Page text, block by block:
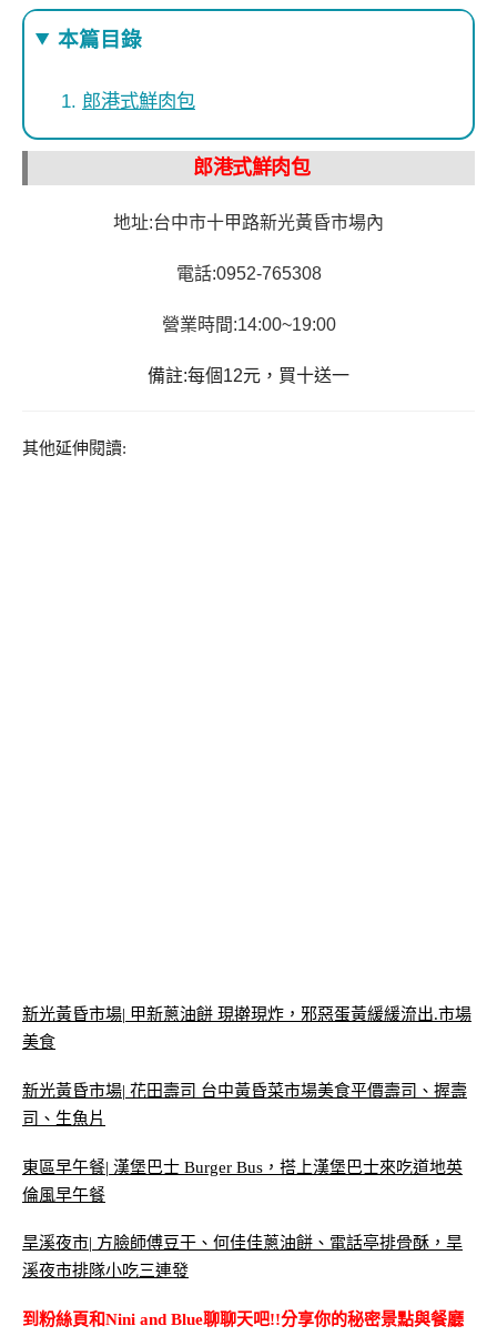
本篇目錄
郎港式鮮肉包
郎港式鮮肉包
地址:台中市十甲路新光黃昏市場內
電話:0952-765308
營業時間:14:00~19:00
備註:每個12元，買十送一
其他延伸閱讀:
新光黃昏市場| 甲新蔥油餅 現擀現炸，邪惡蛋黃緩緩流出.市場
美食
新光黃昏市場| 花田壽司 台中黃昏菜市場美食平價壽司、握壽
司、生魚片
東區早午餐| 漢堡巴士 Burger Bus，搭上漢堡巴士來吃道地英
倫風早午餐
旱溪夜市| 方臉師傅豆干、何佳佳蔥油餅、電話亭排骨酥，旱
溪夜市排隊小吃三連發
到粉絲頁和Nini and Blue聊聊天吧!!分享你的秘密景點與餐廳